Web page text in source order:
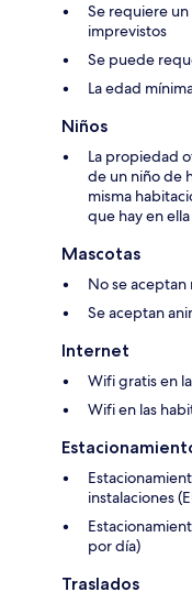
Se requiere
imprevistos
Se puede
La edad
Niños
La propiedad
de un niño de
misma
que hay en ella
Mascotas
No se aceptan
Se aceptan
Internet
Wifi gratis en
Wifi en las
instalaciones
por día)
Traslados